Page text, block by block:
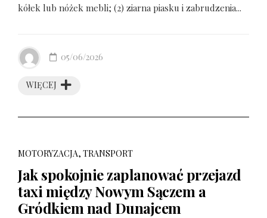
kółek lub nóżek mebli; (2) ziarna piasku i zabrudzenia...
WIĘCEJ
05/06/2026
MOTORYZACJA, TRANSPORT
Jak spokojnie zaplanować przejazd
taxi między Nowym Sączem a
Gródkiem nad Dunajcem